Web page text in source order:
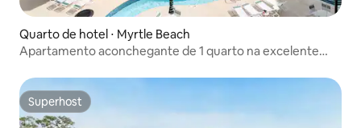
Quarto de hotel ⋅ Myrtle Beach
Apartamento aconchegante de 1 quarto na excelente
Superhost
Superhost